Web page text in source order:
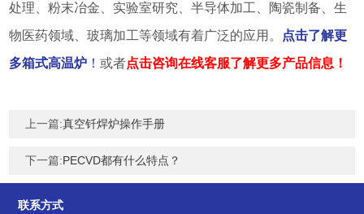
处理、粉末冶金、实验室研究、半导体加工、陶瓷制备、生
物医药领域、玻璃加工等领域有着广泛的应用。
点击了解更
多箱式高温炉 ！或者点击咨询在线客服了解更多产品信息！
上一篇:真空钎焊炉操作手册
下一篇:PECVD都有什么特点？
联系方式